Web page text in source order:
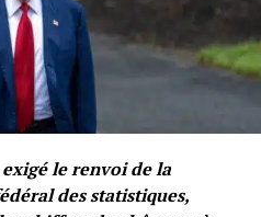
le renvoi de la
des statistiques,